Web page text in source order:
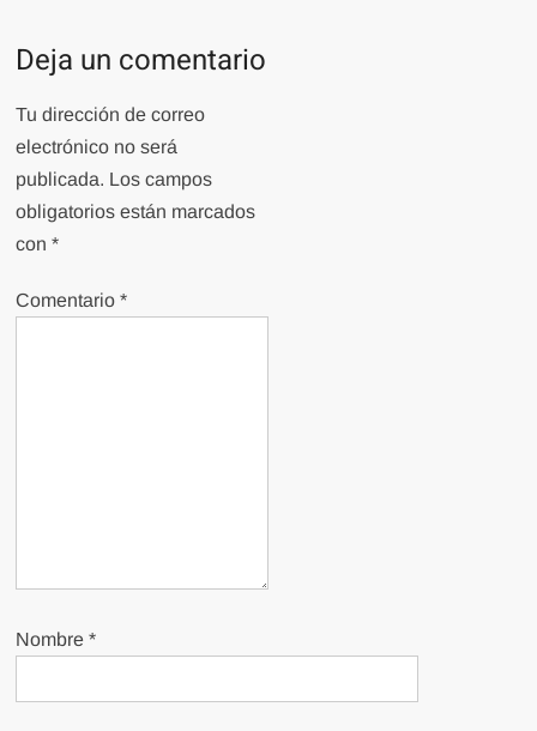
Deja un comentario
Tu dirección de correo
electrónico no será
publicada. Los campos
obligatorios están marcados
con*
Comentario*
Nombre*